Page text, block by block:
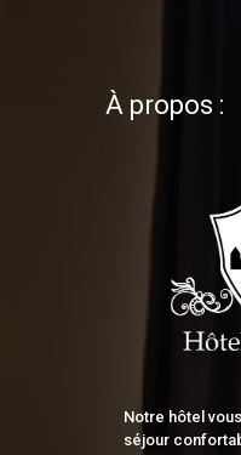
À propos :
Notre hôtel
séjour